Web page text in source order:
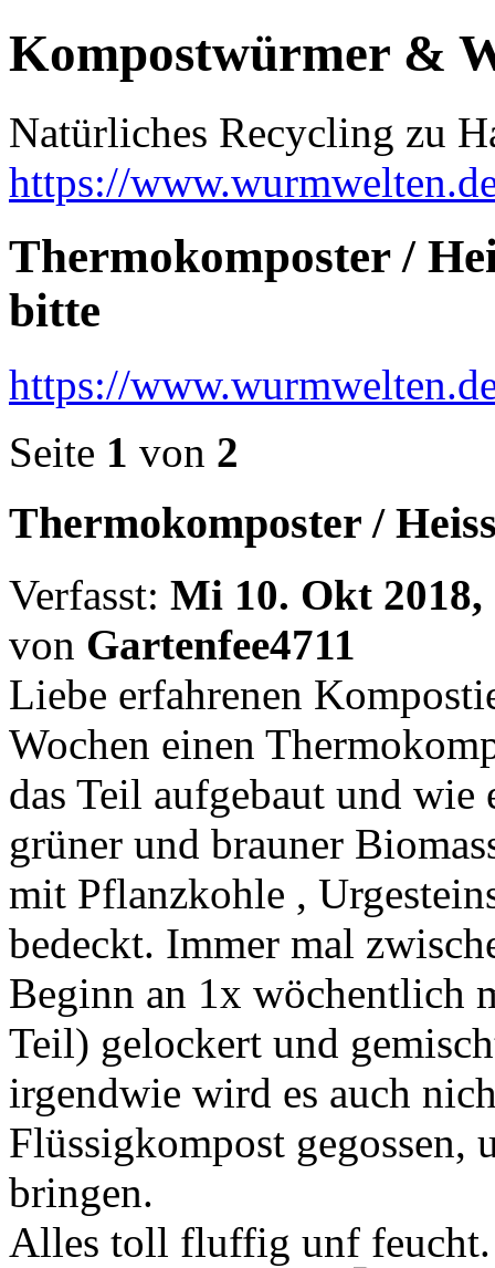
Kompostwürmer &
Natürliches Recycling zu
https://
Thermokomposter /
bitte
https://
Seite 1 von 2
Thermokomposter /
Verfasst: Mi 10. Okt 2018,
von Gartenfee4711
Liebe erfahrenen
Wochen einen
das Teil aufgebaut und
grüner und brauner
mit Pflanzkohle ,
bedeckt. Immer mal
Beginn an 1x wöchentlich
Teil) gelockert und
irgendwie wird es auch
Flüssigkompost gegossen,
bringen.
Alles toll fluffig unf feucht.